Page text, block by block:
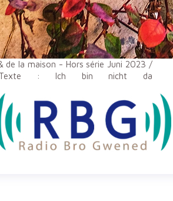
de la maison - Hors série Juni 2023 /
: Ich bin nicht da